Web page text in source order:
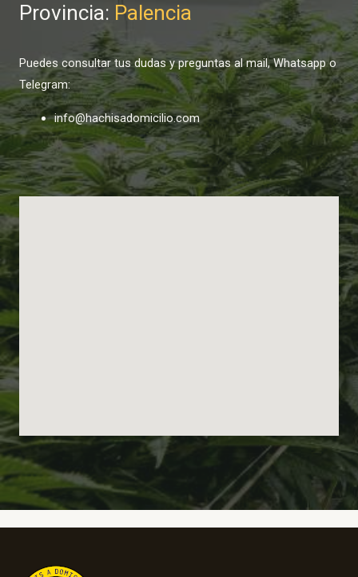
Provincia: Palencia
Puedes consultar tus dudas y preguntas al mail, Whatsapp o
Telegram:
info@hachisadomicilio.com